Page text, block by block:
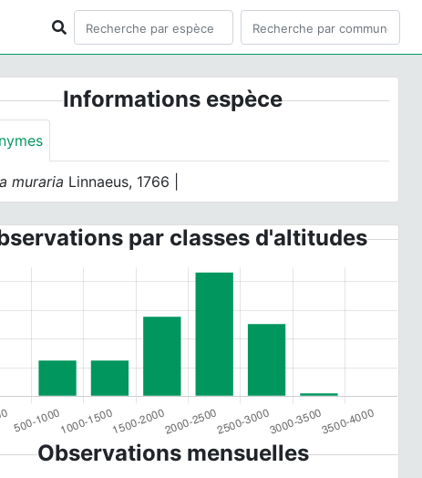
Informations espèce
muraria Linnaeus, 1766 |
par classes d'altitudes
Observations mensuelles